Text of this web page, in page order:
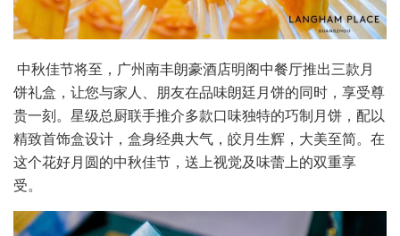
中秋佳节将至，广州南丰朗豪酒店明阁中餐厅推出三款月
饼礼盒，让您与家人、朋友在品味朗廷月饼的同时，享受尊
贵一刻。星级总厨联手推介多款口味独特的巧制月饼，配以
精致首饰盒设计，盒身经典大气，皎月生辉，大美至简。在
这个花好月圆的中秋佳节，送上视觉及味蕾上的双重享
受。